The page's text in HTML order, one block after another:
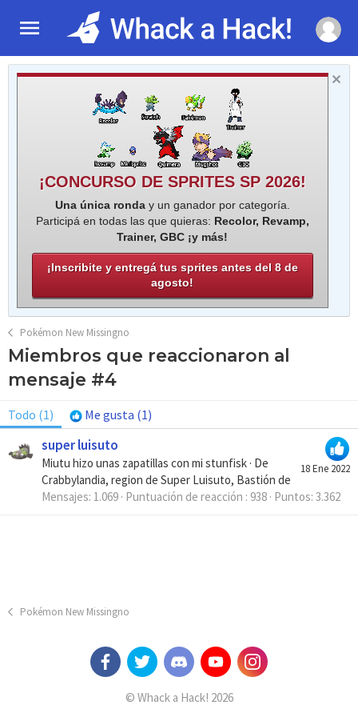
¡CONCURSO DE SPRITES SP 2026!
Una única ronday un ganador por categoría.
Participá en todas las que quieras: Recolor, Revamp,
Trainer, GBC ¡y más!
¡Inscribite y entregá tus sprites antes del 8 de
agosto!
Pokémon New Missingno
Miembros que reaccionaron al
mensaje #4
Todo (1) Me gusta (1)
18 Ene 2022
super luisuto
Miutu hizo unas zapatillas con mi stunfisk · De
Crabbylandia, region de Super Luisuto, Bastión de
Mensajes 1.069 Puntuación de reacción 938 Puntos 3.362
Pokémon New Missingno
© Whack a Hack! 2026